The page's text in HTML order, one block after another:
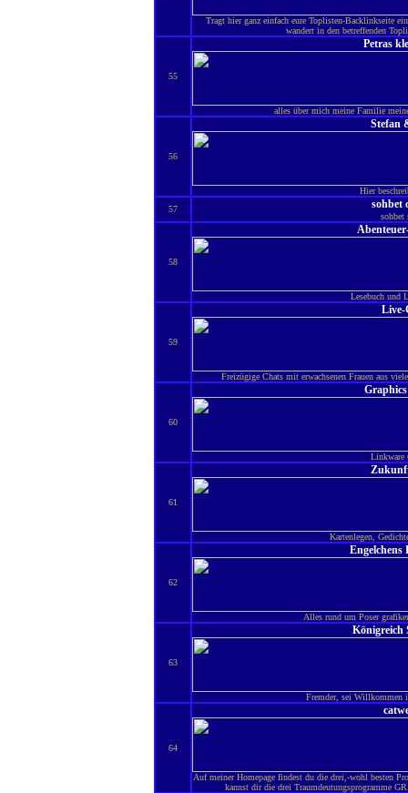
Tragt hier ganz einfach eure Toplisten-Backlinkseite
wandert in den betreffenden
55
Petras
alles über mich meine Familie
56
Stefan
Hier
57
sohbet
sohbet
58
Lesebuch und
59
Live-
Freizügige Chats mit erwachsenen Frauen aus
60
Linkware
61
Kartenlegen,
62
Engelchens
Alles rund um Poser
63
Königreich
Fremder, sei Willkommen
64
Auf meiner Homepage findest du die drei,-wohl besten
kannst dir die drei Traumdeutungsprogramme